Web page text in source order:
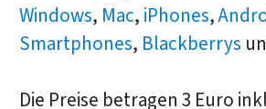
Windows, Mac, iPhones,
Smartphones, Blackberrys
Die Preise betragen 3 Euro